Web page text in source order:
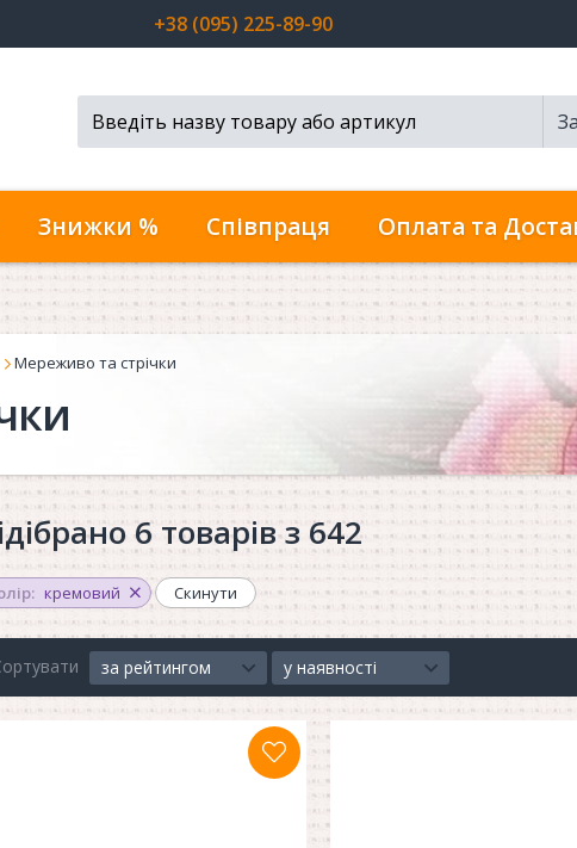
+38 (095) 225-89-90
Знижки % Співпраця Оплата та
Мереживо та стрічки
6 товарів з 642
кремовий Скинути
за рейтингом у наявності